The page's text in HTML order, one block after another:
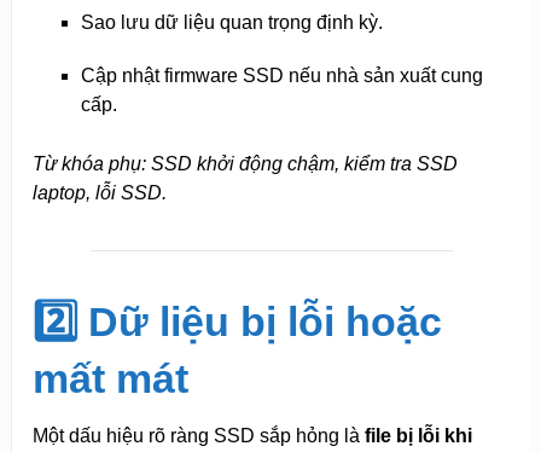
Sao lưu dữ liệu quan trọng định kỳ.
Cập nhật firmware SSD nếu nhà sản xuất cung
cấp.
Từ khóa phụ: SSD khởi động chậm, kiểm tra SSD
laptop, lỗi SSD.
2️⃣ Dữ liệu bị lỗi hoặc
mất mát
Một dấu hiệu rõ ràng SSD sắp hỏng là file bị lỗi khi